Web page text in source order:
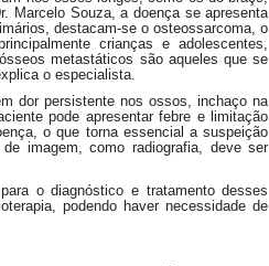
Marcelo Souza, a doença se apresenta
destacam-se o osteossarcoma, o
crianças e adolescentes,
metastáticos são aqueles que se
o especialista.
dor persistente nos ossos, inchaço na
pode apresentar febre e limitação
o que torna essencial a suspeição
imagem, como radiografia, deve ser
o diagnóstico e tratamento desses
podendo haver necessidade de